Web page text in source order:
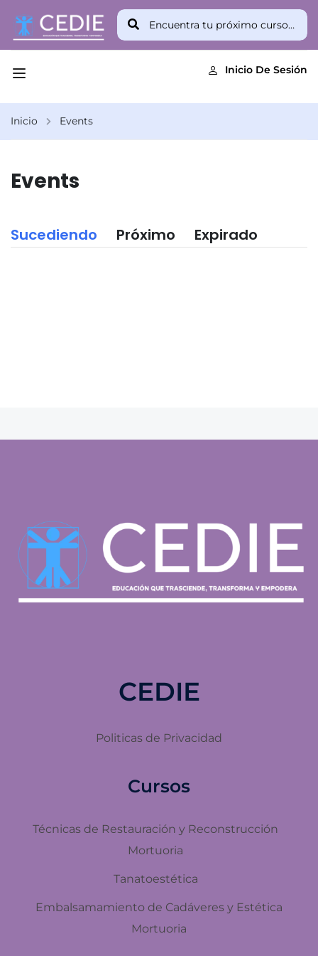
Inicio De Sesión
Inicio Events
Events
Sucediendo Próximo Expirado
CEDIE
Politicas de Privacidad
Cursos
Técnicas de Restauración y Reconstrucción
Mortuoria
Tanatoestética
Embalsamamiento de Cadáveres y Estética
Mortuoria